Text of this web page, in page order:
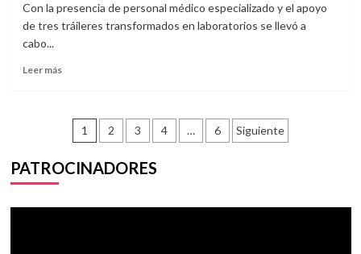
Predial
Con la presencia de personal médico especializado y el apoyo
de tres tráileres transformados en laboratorios se llevó a
cabo...
Leer másLeer
Gobierno
Veracruz
Atención
en
Paginación
de
entradas
1 2 3 4 … 6 Siguiente
PATROCINADORES